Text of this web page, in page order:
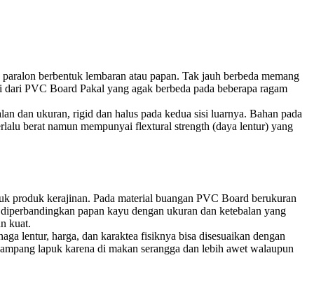
berbentuk lembaran atau papan. Tak jauh berbeda memang
PVC Board Pakal yang agak berbeda pada beberapa ragam
dan ukuran, rigid dan halus pada kedua sisi luarnya. Bahan pada
berat namun mempunyai flextural strength (daya lentur) yang
produk kerajinan. Pada material buangan PVC Board berukuran
papan kayu dengan ukuran dan ketebalan yang
kuat.
lentur, harga, dan karaktea fisiknya bisa disesuaikan dengan
lapuk karena di makan serangga dan lebih awet walaupun